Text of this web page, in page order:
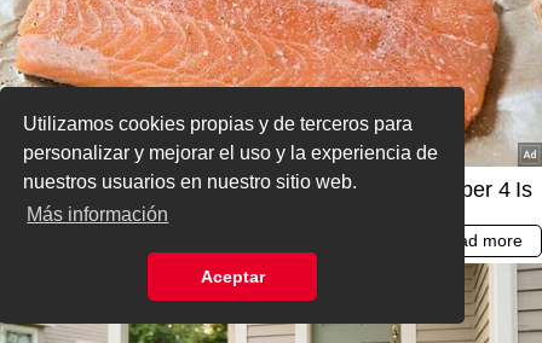
Utilizamos cookies propias y de terceros para
personalizar y mejorar el uso y la experiencia de
nuestros usuarios en nuestro sitio web.
Más información
Aceptar